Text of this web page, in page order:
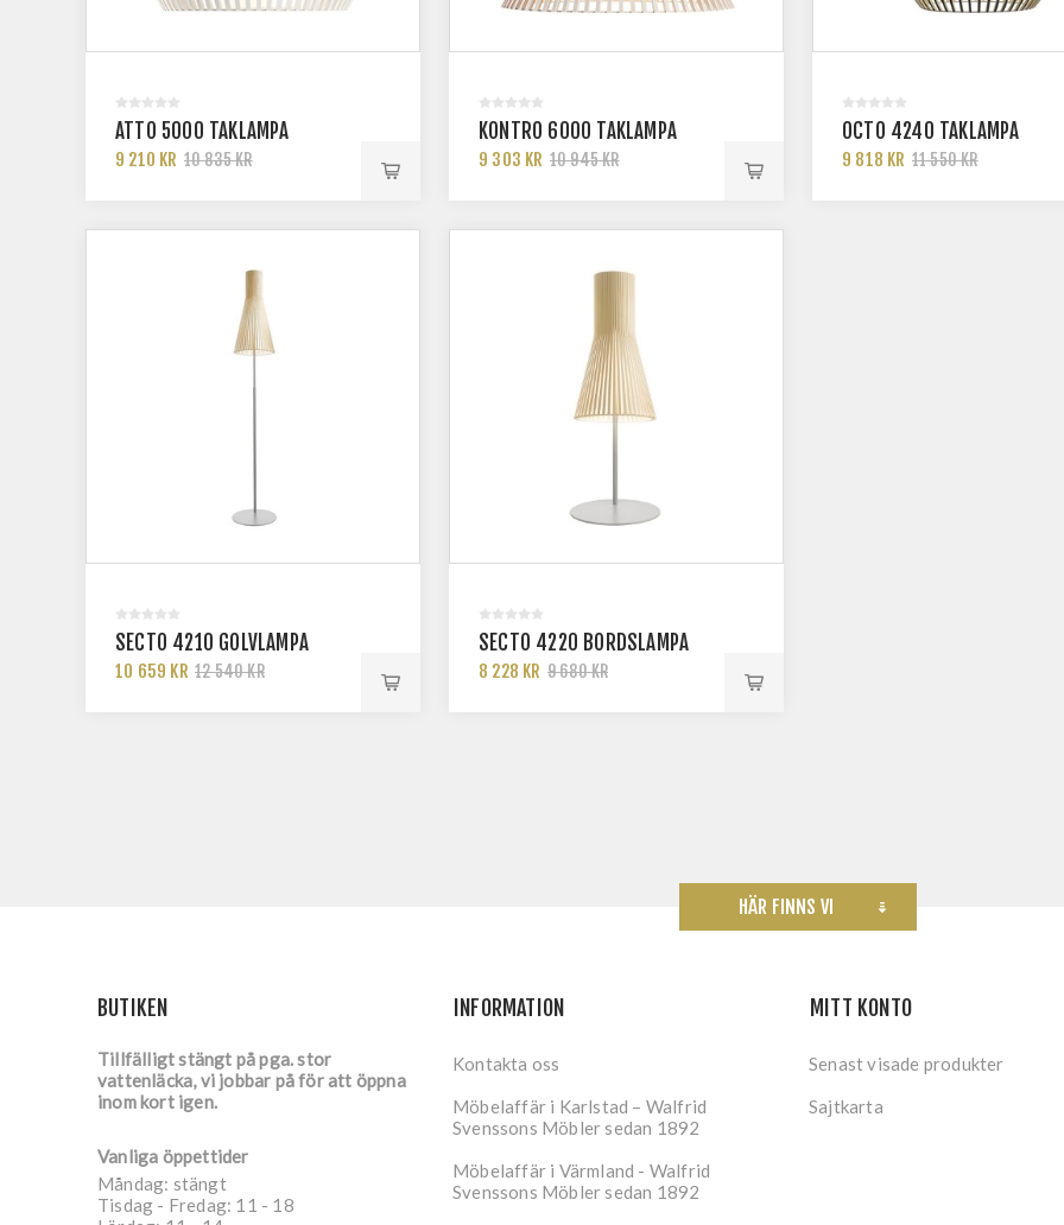
ATTO 5000 TAKLAMPA
9 210 KR 10 835 KR
KONTRO 6000 TAKLAMPA
9 303 KR 10 945 KR
OCTO 4240 TAKLAMPA
9 818 KR 11 550 KR
SECTO 4210 GOLVLAMPA
10 659 KR 12 540 KR
SECTO 4220 BORDSLAMPA
8 228 KR 9 680 KR
HÄR FINNS VI
BUTIKEN
Tillfälligt stängt på pga. stor
vattenläcka, vi jobbar på för att öppna
inom kort igen.
Vanliga öppettider
Måndag: stängt
Tisdag - Fredag: 11 - 18
INFORMATION
Kontakta oss
Möbelaffär i Karlstad – Walfrid
Svenssons Möbler sedan 1892
Möbelaffär i Värmland - Walfrid
Svenssons Möbler sedan 1892
MITT KONTO
Senast visade produkter
Sajtkarta